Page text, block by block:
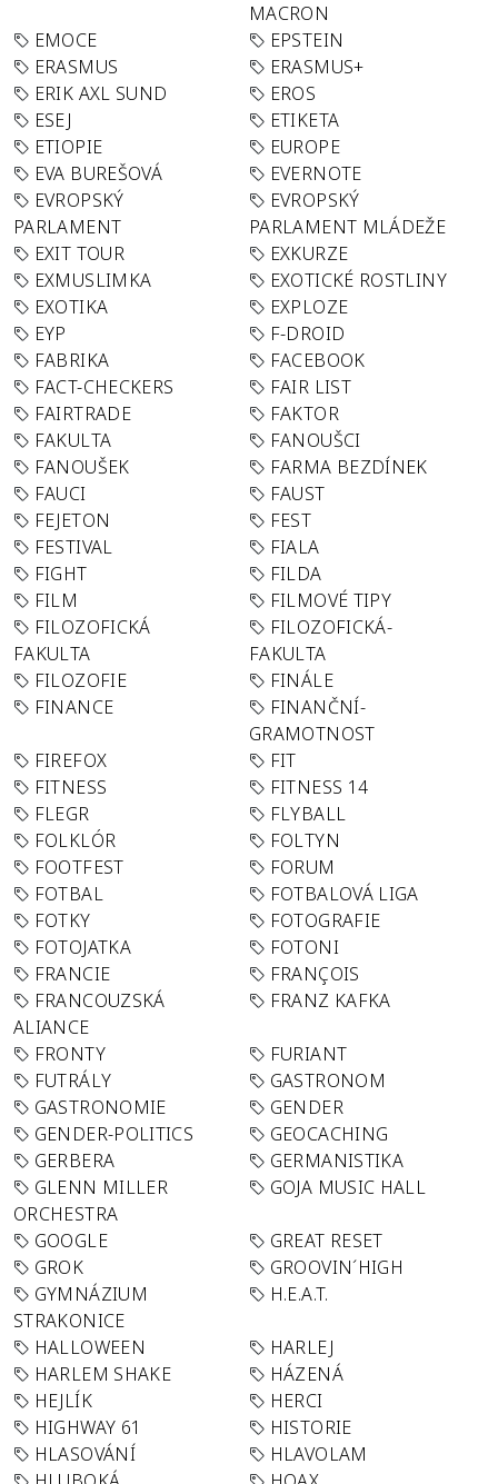
MACRON
EMOCE
EPSTEIN
ERASMUS
ERASMUS+
ERIK AXL SUND
EROS
ESEJ
ETIKETA
ETIOPIE
EUROPE
EVA BUREŠOVÁ
EVERNOTE
EVROPSKÝ
PARLAMENT
EVROPSKÝ
PARLAMENT MLÁDEŽE
EXIT TOUR
EXKURZE
EXMUSLIMKA
EXOTICKÉ ROSTLINY
EXOTIKA
EXPLOZE
EYP
F-DROID
FABRIKA
FACEBOOK
FACT-CHECKERS
FAIR LIST
FAIRTRADE
FAKTOR
FAKULTA
FANOUŠCI
FANOUŠEK
FARMA BEZDÍNEK
FAUCI
FAUST
FEJETON
FEST
FESTIVAL
FIALA
FIGHT
FILDA
FILM
FILMOVÉ TIPY
FILOZOFICKÁ
FAKULTA
FILOZOFICKÁ-
FAKULTA
FILOZOFIE
FINÁLE
FINANCE
FINANČNÍ-
GRAMOTNOST
FIREFOX
FIT
FITNESS
FITNESS 14
FLEGR
FLYBALL
FOLKLÓR
FOLTYN
FOOTFEST
FORUM
FOTBAL
FOTBALOVÁ LIGA
FOTKY
FOTOGRAFIE
FOTOJATKA
FOTONI
FRANCIE
FRANÇOIS
FRANCOUZSKÁ
ALIANCE
FRANZ KAFKA
FRONTY
FURIANT
FUTRÁLY
GASTRONOM
GASTRONOMIE
GENDER
GENDER-POLITICS
GEOCACHING
GERBERA
GERMANISTIKA
GLENN MILLER
ORCHESTRA
GOJA MUSIC HALL
GOOGLE
GREAT RESET
GROK
GROOVIN´HIGH
GYMNÁZIUM
STRAKONICE
H.E.A.T.
HALLOWEEN
HARLEJ
HARLEM SHAKE
HÁZENÁ
HEJLÍK
HERCI
HIGHWAY 61
HISTORIE
HLASOVÁNÍ
HLAVOLAM